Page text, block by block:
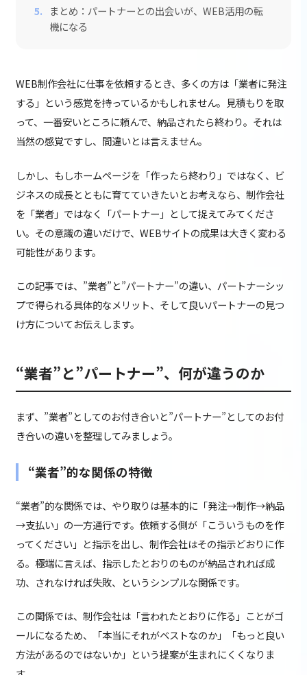
まとめ：パートナーとの出会いが、WEB活用の転
機になる
WEB制作会社に仕事を依頼するとき、多くの方は「業者に発注
する」という感覚を持っているかもしれません。見積もりを取
って、一番安いところに頼んで、納品されたら終わり。それは
当然の感覚ですし、間違いとは言えません。
しかし、もしホームページを「作ったら終わり」ではなく、ビ
ジネスの成長とともに育てていきたいとお考えなら、制作会社
を「業者」ではなく「パートナー」として捉えてみてくださ
い。その意識の違いだけで、WEBサイトの成果は大きく変わる
可能性があります。
この記事では、”業者”と”パートナー”の違い、パートナーシッ
プで得られる具体的なメリット、そして良いパートナーの見つ
け方についてお伝えします。
“業者”と”パートナー”、何が違うのか
まず、”業者”としてのお付き合いと”パートナー”としてのお付
き合いの違いを整理してみましょう。
“業者”的な関係の特徴
“業者”的な関係では、やり取りは基本的に「発注→制作→納品
→支払い」の一方通行です。依頼する側が「こういうものを作
ってください」と指示を出し、制作会社はその指示どおりに作
る。極端に言えば、指示したとおりのものが納品されれば成
功、されなければ失敗、というシンプルな関係です。
この関係では、制作会社は「言われたとおりに作る」ことがゴ
ールになるため、「本当にそれがベストなのか」「もっと良い
方法があるのではないか」という提案が生まれにくくなりま